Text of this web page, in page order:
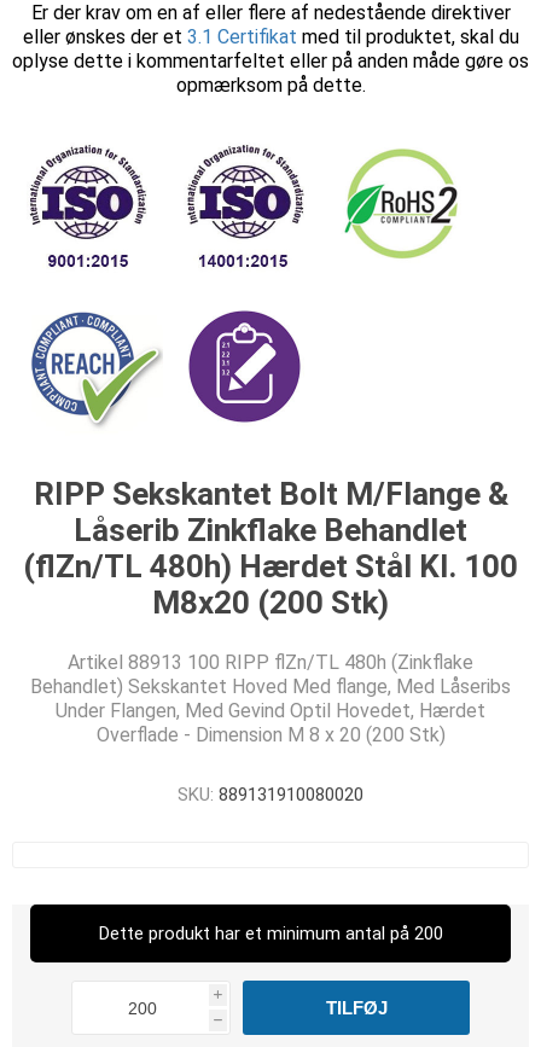
Er der krav om en af eller flere af nedestående direktiver
eller ønskes der et 3.1 Certifikat med til produktet, skal du
oplyse dette i kommentarfeltet eller på anden måde gøre os
opmærksom på dette.
RIPP Sekskantet Bolt M/Flange &
Låserib Zinkflake Behandlet
(flZn/TL 480h) Hærdet Stål Kl. 100
M8x20 (200 Stk)
Artikel 88913 100 RIPP flZn/TL 480h (Zinkflake
Behandlet) Sekskantet Hoved Med flange, Med Låseribs
Under Flangen, Med Gevind Optil Hovedet, Hærdet
Overflade - Dimension M 8 x 20 (200 Stk)
SKU: 889131910080020
Dette produkt har et minimum antal på 200
i
h